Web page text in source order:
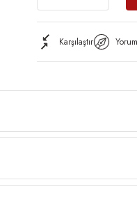
Karşılaştır